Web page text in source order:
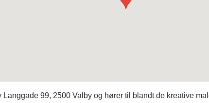
99, 2500 Valby og hører til blandt de kreative